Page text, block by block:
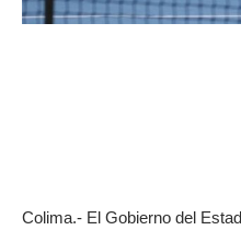
Colima.- El Gobierno del